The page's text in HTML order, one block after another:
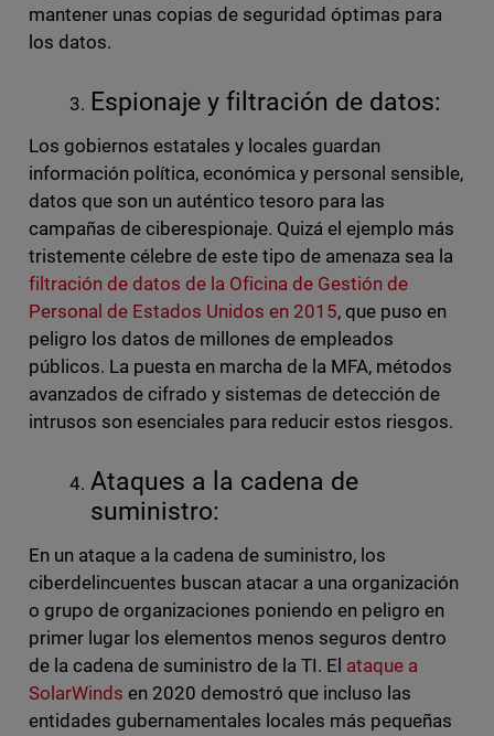
mantener unas copias de seguridad óptimas para
los datos.
Espionaje y filtración de datos:
Los gobiernos estatales y locales guardan
información política, económica y personal sensible,
datos que son un auténtico tesoro para las
campañas de ciberespionaje. Quizá el ejemplo más
tristemente célebre de este tipo de amenaza sea la
filtración de datos de la Oficina de Gestión de
Personal de Estados Unidos en 2015, que puso en
peligro los datos de millones de empleados
públicos. La puesta en marcha de la MFA, métodos
avanzados de cifrado y sistemas de detección de
intrusos son esenciales para reducir estos riesgos.
Ataques a la cadena de
suministro:
En un ataque a la cadena de suministro, los
ciberdelincuentes buscan atacar a una organización
o grupo de organizaciones poniendo en peligro en
primer lugar los elementos menos seguros dentro
de la cadena de suministro de la TI. El ataque a
SolarWinds en 2020 demostró que incluso las
entidades gubernamentales locales más pequeñas